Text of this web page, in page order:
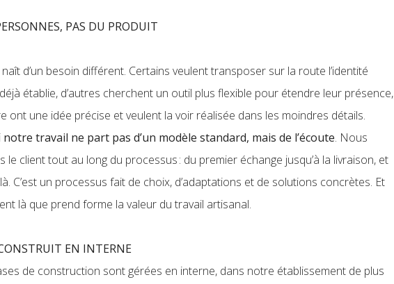
PAS DU PRODUIT
d’un besoin différent. Certains veulent transposer sur la route l’identité
établie, d’autres cherchent un outil plus flexible pour étendre leur présence,
ont une idée précise et veulent la voir réalisée dans les moindres détails.
notre travail ne part pas d’un modèle standard, mais de l’écoute. Nous
le client tout au long du processus : du premier échange jusqu’à la livraison, et
C’est un processus fait de choix, d’adaptations et de solutions concrètes. Et
là que prend forme la valeur du travail artisanal.
EN INTERNE
de construction sont gérées en interne, dans notre établissement de plus